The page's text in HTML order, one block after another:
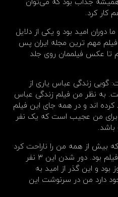
همیشه جذاب بود که می‌توان
کار کرد.
دوران‌ امید بود و یکی از دلایل
‌مهم ترین مجله ایران پس
تا عکس فیلممان روی جلد
گویی زندگی عباس یاری از
به نظر من فیلم زندگی عباس
اند و در همه جای این فیلم
برای من عجیب است که یک نفر
باشد.
بیش از همه ‌من‌ را ناراحت کرد
ازهم پاشیدن گروه سه نفره مجله فیلم بود. دور شدن این ۳ نفر
بود و این‌ گذر از امید به
دارد من‌ در سرنوشت این‌